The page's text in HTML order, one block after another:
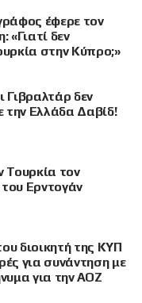
έφερε τον
«Γιατί δεν
στην Κύπρο;»
Γιβραλτάρ δεν
την Ελλάδα Δαβίδ!
Τουρκία τον
Ερντογάν
διοικητή της ΚΥΠ
για συνάντηση με
για την ΑΟΖ